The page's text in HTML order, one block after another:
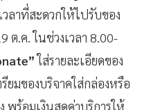
ลาที่สะดวกให้ไปรับของ
ต.ค. ในช่วงเวลา 8.00-
ใส่รายละเอียดของ
ยมของบริจาคใส่กล่องหรือ
พร้อมเงินสดค่าบริการให้